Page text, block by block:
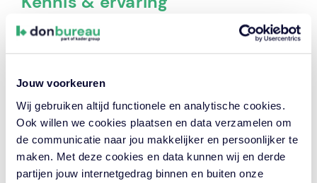
Jouw voorkeuren
Wij gebruiken altijd functionele en analytische cookies.
Ook willen we cookies plaatsen en data verzamelen om
de communicatie naar jou makkelijker en persoonlijker te
maken. Met deze cookies en data kunnen wij en derde
partijen jouw internetgedrag binnen en buiten onze
Centraal in mijn werkzame leven staan
industriële automatiseringssystemen, zowel in
tot een dergelijk systemen te komen. Ik heb
hele wereld geïnstalleerd. Systeem
Architectuur en Systems Engineering zijn daar
geleidelijk steeds meer een rol in gaan
spelen.